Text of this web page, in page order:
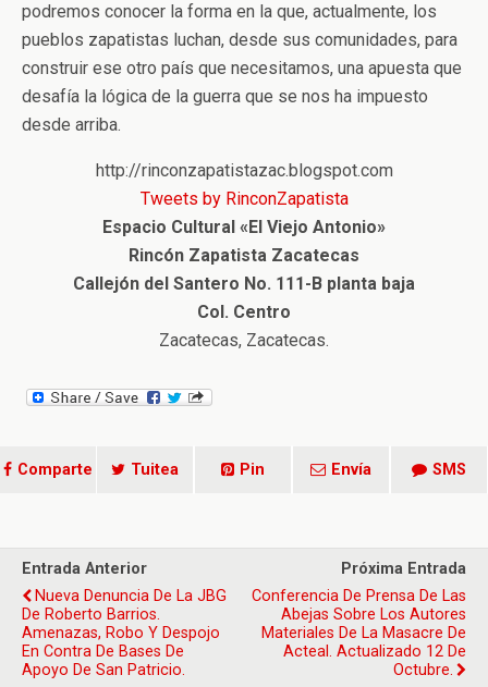
podremos conocer la forma en la que, actualmente, los
pueblos zapatistas luchan, desde sus comunidades, para
construir ese otro país que necesitamos, una apuesta que
desafía la lógica de la guerra que se nos ha impuesto
desde arriba.
http://rinconzapatistazac.blogspot.com
Tweets by RinconZapatista
Espacio Cultural «El Viejo Antonio»
Rincón Zapatista Zacatecas
Callejón del Santero No. 111-B planta baja
Col. Centro
Zacatecas, Zacatecas.
Comparte Tuitea Pin Envía SMS
Entrada Anterior
Nueva Denuncia De La JBG
De Roberto Barrios.
Amenazas, Robo Y Despojo
En Contra De Bases De
Apoyo De San Patricio.
Próxima Entrada
Conferencia De Prensa De Las
Abejas Sobre Los Autores
Materiales De La Masacre De
Acteal. Actualizado 12 De
Octubre.